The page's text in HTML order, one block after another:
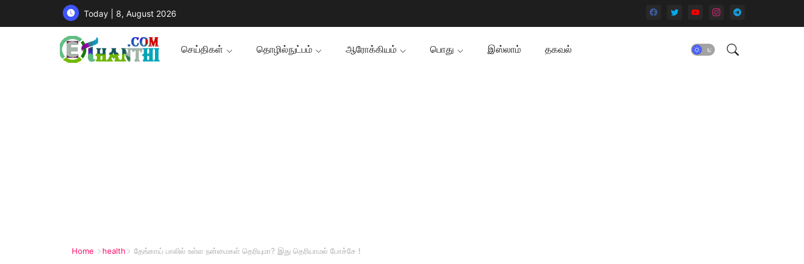
Today | 8, August 2026
செய்திகள் தொழில்நுட்பம் ஆரோக்கியம் பொது இஸ்லாம் தகவல்
Home health தேங்காய் பாலில் உள்ள நன்மைகள் தெரியுமா? இது தெரியாமல் போச்சே !